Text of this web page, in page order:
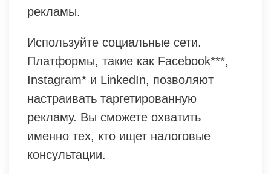
рекламы.
Используйте социальные сети.
Платформы, такие как Facebook***,
Instagram* и LinkedIn, позволяют
настраивать таргетированную
рекламу. Вы сможете охватить
именно тех, кто ищет налоговые
консультации.